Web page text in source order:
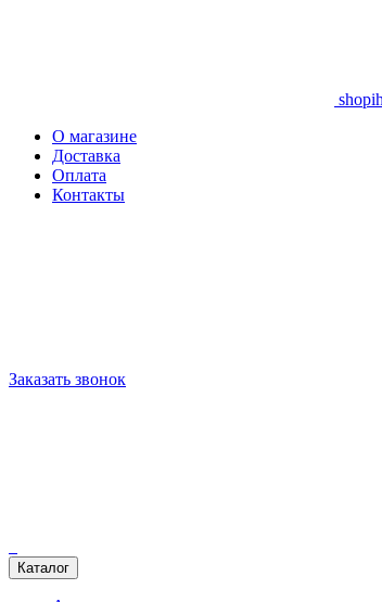
О магазине
Доставка
Оплата
Контакты
Заказать звонок
Каталог